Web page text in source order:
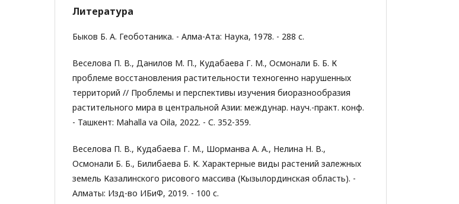
Литература
Быков Б. А. Геоботаника. - Алма-Ата: Наука, 1978. - 288 с.
Веселова П. В., Данилов М. П., Кудабаева Г. М., Осмонали Б. Б. К
проблеме восстановления растительности техногенно нарушенных
территорий // Проблемы и перспективы изучения биоразнообразия
растительного мира в центральной Азии: междунар. науч.-практ. конф.
- Ташкент: Mahalla va Oila, 2022. - С. 352-359.
Веселова П. В., Кудабаева Г. М., Шорманва А. А., Нелина Н. В.,
Осмонали Б. Б., Билибаева Б. К. Характерные виды растений залежных
земель Казалинского рисового массива (Кызылординская область). -
Алматы: Изд-во ИБиФ, 2019. - 100 с.